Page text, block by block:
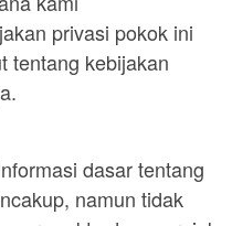
privasi pokok ini
tentang kebijakan
dasar tentang
namun tidak